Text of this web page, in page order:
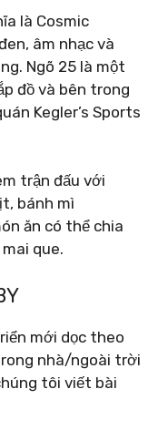
là Cosmic
âm nhạc và
Ngõ 25 là một
đồ và bên trong
Kegler’s Sports
trận đấu với
bánh mì
ăn có thể chia
que.
mới dọc theo
nhà/ngoài trời
tôi viết bài